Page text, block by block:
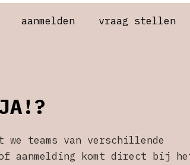
aanmelden vraag stellen
teams van verschillende
aanmelding komt direct bij